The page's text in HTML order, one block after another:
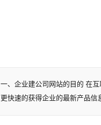
一、企业建公司网站的目的 在
更快速的获得企业的最新产品